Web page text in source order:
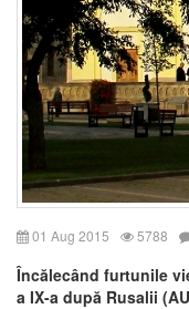
01 Aug 2015 5788
Încălecând furtunile
a IX-a după Rusalii